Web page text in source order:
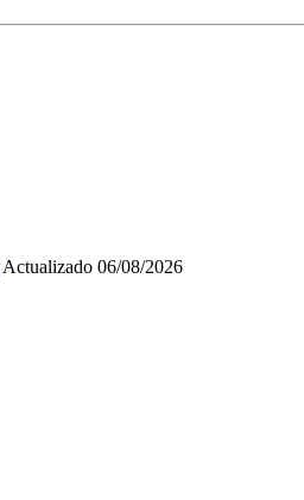
Actualizado 06/08/2026